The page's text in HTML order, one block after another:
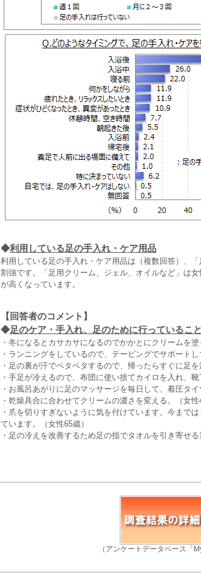
◆利用している足の手入れ・ケア用品
利用している足の手入れ・ケア用品は（複数回答）、
割強です。「足用クリーム、ジェル、オイルなど」は
が高くなっています。
【回答者のコメント】
◆足のケア・手入れ、足のために行っていること
・冬になるとカサカサになるのでかかとにクリームを塗
・ランニングをしているので、テーピングでサポートし
・足の裏が汗でベタベタするので、帰ったらすぐに足
・手足が冷えるので、布団に使い捨てカイロを入れ、
・お風呂あがりに足のマッサージを毎日して、着圧タ
・乾燥具合に合わせてクリームの濃さを変える。（女性
・爪を切りすぎないように気を付けています。今まで
ています。（女性65歳）
・足の冷えを改善するため足の指でタオルを引き寄せ
（アンケートデータベース「